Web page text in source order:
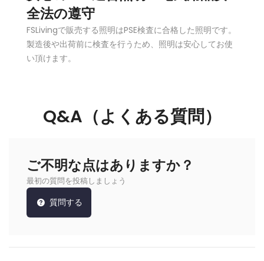
全法の遵守
FSLivingで販売する照明はPSE検査に合格した照明です。
製造後や出荷前に検査を行うため、照明は安心してお使
い頂けます。
Q&A（よくある質問）
ご不明な点はありますか？
最初の質問を投稿しましょう
質問する